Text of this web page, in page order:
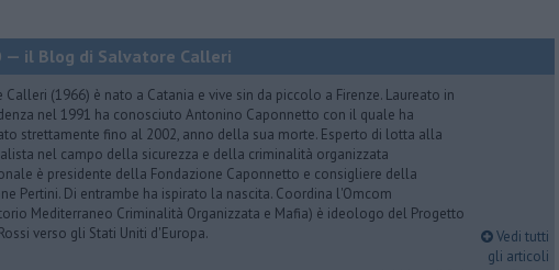
— il Blog di Salvatore Calleri
Calleri (1966) è nato a Catania e vive sin da piccolo a Firenze. Laureato in
nel 1991 ha conosciuto Antonino Caponnetto con il quale ha
strettamente fino al 2002, anno della sua morte. Esperto di lotta alla
nel campo della sicurezza e della criminalità organizzata
è presidente della Fondazione Caponnetto e consigliere della
Pertini. Di entrambe ha ispirato la nascita. Coordina l'Omcom
Mediterraneo Criminalità Organizzata e Mafia) è ideologo del Progetto
verso gli Stati Uniti d'Europa.
Vedi tutti
gli articoli